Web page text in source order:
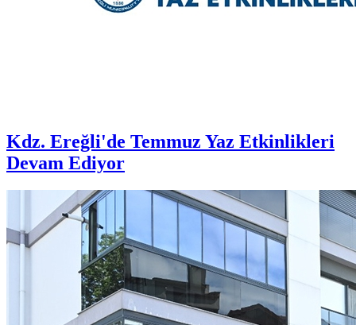
Kdz. Ereğli'de Temmuz Yaz Etkinlikleri
Devam Ediyor